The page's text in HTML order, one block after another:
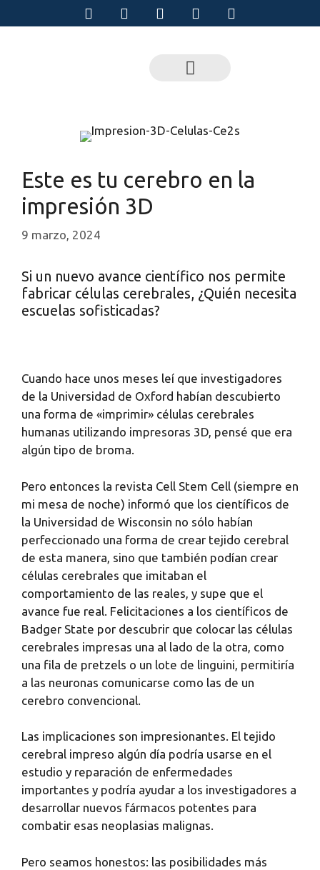
Este es tu cerebro en la
impresión 3D
9 marzo, 2024
Si un nuevo avance científico nos permite
fabricar células cerebrales, ¿Quién necesita
escuelas sofisticadas?
Cuando hace unos meses leí que investigadores
de la Universidad de Oxford habían descubierto
una forma de «imprimir» células cerebrales
humanas utilizando impresoras 3D, pensé que era
algún tipo de broma.
Pero entonces la revista Cell Stem Cell (siempre en
mi mesa de noche) informó que los científicos de
la Universidad de Wisconsin no sólo habían
perfeccionado una forma de crear tejido cerebral
de esta manera, sino que también podían crear
células cerebrales que imitaban el
comportamiento de las reales, y supe que el
avance fue real. Felicitaciones a los científicos de
Badger State por descubrir que colocar las células
cerebrales impresas una al lado de la otra, como
una fila de pretzels o un lote de linguini, permitiría
a las neuronas comunicarse como las de un
cerebro convencional.
Las implicaciones son impresionantes. El tejido
cerebral impreso algún día podría usarse en el
estudio y reparación de enfermedades
importantes y podría ayudar a los investigadores a
desarrollar nuevos fármacos potentes para
combatir esas neoplasias malignas.
Pero seamos honestos: las posibilidades más